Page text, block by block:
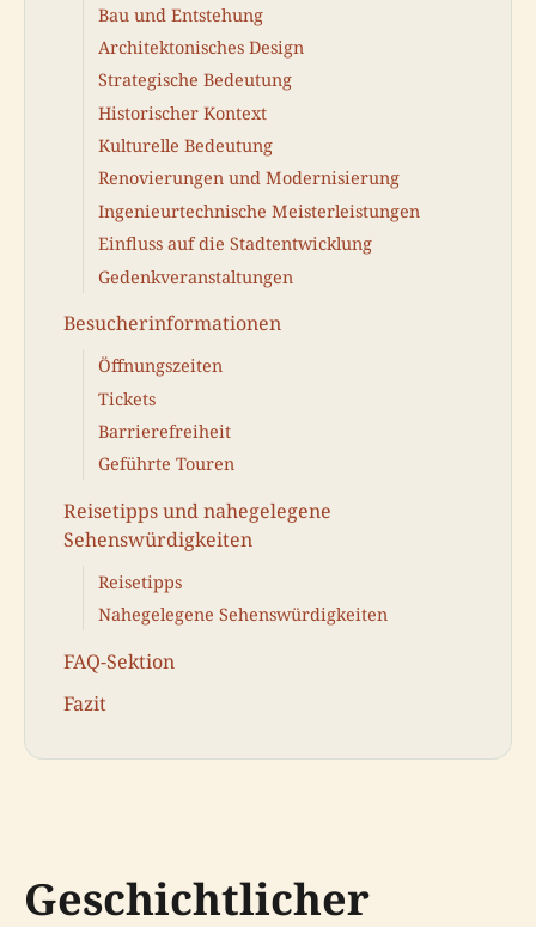
Bau und Entstehung
Architektonisches Design
Strategische Bedeutung
Historischer Kontext
Kulturelle Bedeutung
Renovierungen und Modernisierung
Ingenieurtechnische Meisterleistungen
Einfluss auf die Stadtentwicklung
Gedenkveranstaltungen
Besucherinformationen
Öffnungszeiten
Tickets
Barrierefreiheit
Geführte Touren
Reisetipps und nahegelegene
Sehenswürdigkeiten
Reisetipps
Nahegelegene Sehenswürdigkeiten
FAQ-Sektion
Fazit
Geschichtlicher